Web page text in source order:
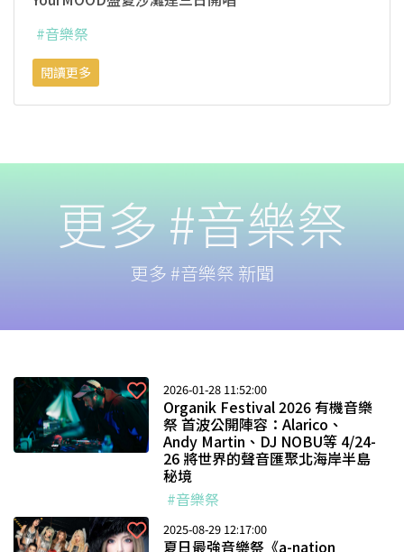
#音樂祭
閱讀更多
更多 #音樂祭
更多 #音樂祭 新聞
2026-01-28 11:52:00
Organik Festival 2026 有機音樂
祭 首波公開陣容：Alarico、
Andy Martin、DJ NOBU等 4/24-
26 將世界的聲音匯聚北海岸半島
秘境
#音樂祭
2025-08-29 12:17:00
夏日最強音樂祭《a-nation